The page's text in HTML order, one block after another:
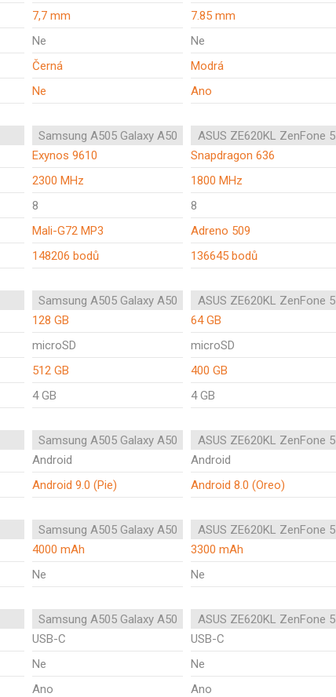
7,7 mm
7.85 mm
Ne
Ne
Černá
Modrá
Ne Ano
Samsung A505 Galaxy A50
ASUS ZE620KL ZenFone 5
Exynos 9610
Snapdragon 636
2300 MHz
1800 MHz
8
8
Mali-G72 MP3
Adreno 509
148206 bodů 136645 bodů
Samsung A505 Galaxy A50
ASUS ZE620KL ZenFone 5
128 GB
64 GB
microSD
microSD
512 GB
400 GB
4 GB 4 GB
Samsung A505 Galaxy A50
ASUS ZE620KL ZenFone 5
Android
Android
Android 9.0 (Pie) Android 8.0 (Oreo)
Samsung A505 Galaxy A50
ASUS ZE620KL ZenFone 5
4000 mAh
3300 mAh
Ne Ne
Samsung A505 Galaxy A50
ASUS ZE620KL ZenFone 5
USB-C
USB-C
Ne
Ne
Ano
Ano